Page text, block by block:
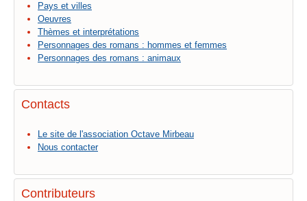
Pays et villes
Oeuvres
Thèmes et interprétations
Personnages des romans : hommes et femmes
Personnages des romans : animaux
Contacts
Le site de l'association Octave Mirbeau
Nous contacter
Contributeurs